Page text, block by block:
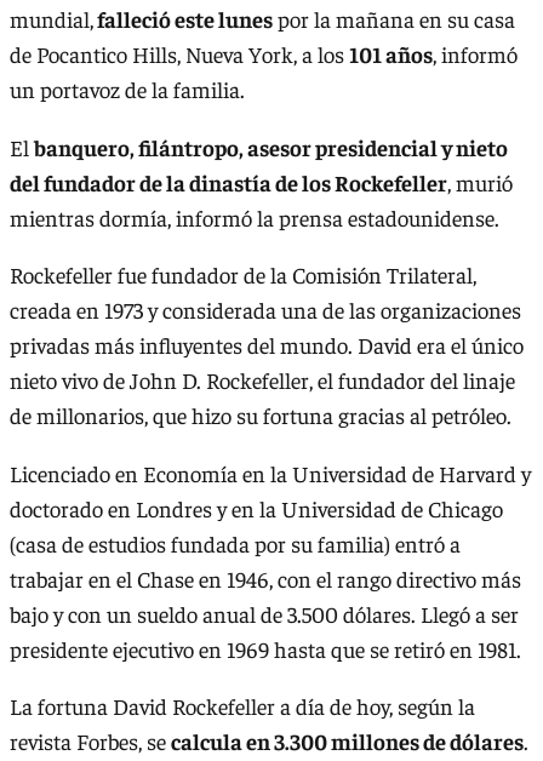
mundial,falleció este lunespor la mañana en su casa
de Pocantico Hills, Nueva York, a los101 años, informó
un portavoz de la familia.
Elbanquero, filántropo, asesor presidencial y nieto
del fundador de la dinastía de los Rockefeller, murió
mientras dormía, informó la prensa estadounidense.
Rockefeller fue fundador de la Comisión Trilateral,
creada en 1973 y considerada una de las organizaciones
privadas más influyentes del mundo. David era el único
nieto vivo de John D. Rockefeller, el fundador del linaje
de millonarios, que hizo su fortuna gracias al petróleo.
Licenciado en Economía en la Universidad de Harvard y
doctorado en Londres y en la Universidad de Chicago
(casa de estudios fundada por su familia) entró a
trabajar en el Chase en 1946, con el rango directivo más
bajo y con un sueldo anual de 3.500 dólares. Llegó a ser
presidente ejecutivo en 1969 hasta que se retiró en 1981.
La fortuna David Rockefeller a día de hoy, según la
revista Forbes, secalcula en 3.300 millones de dólares.